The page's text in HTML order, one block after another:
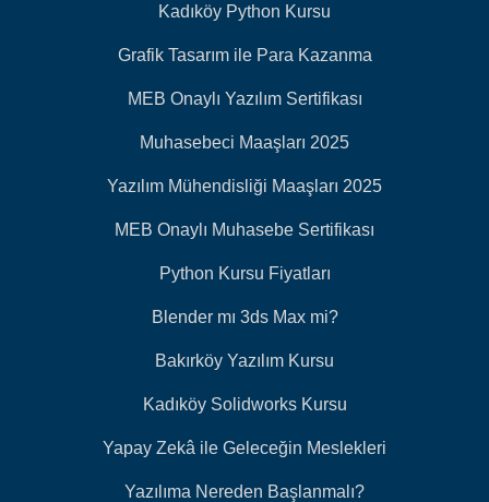
Kadıköy Python Kursu
Grafik Tasarım ile Para Kazanma
MEB Onaylı Yazılım Sertifikası
Muhasebeci Maaşları 2025
Yazılım Mühendisliği Maaşları 2025
MEB Onaylı Muhasebe Sertifikası
Python Kursu Fiyatları
Blender mı 3ds Max mi?
Bakırköy Yazılım Kursu
Kadıköy Solidworks Kursu
Yapay Zekâ ile Geleceğin Meslekleri
Yazılıma Nereden Başlanmalı?